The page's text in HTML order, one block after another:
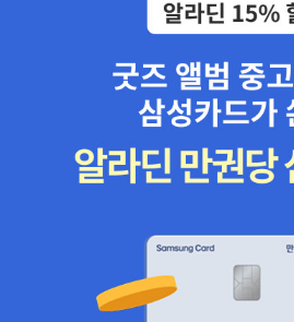
야 했어..) 지금은 사라진 도서대여점에서
낭만적이어서 읽었던 기억이 나는데, 사
서, 이번에 다시 읽어보자 하고 샀다. [얼
야?? 알 수 음슴.[팔레스타인 번역가의
수 없는 책이다. 꼭 읽어야할 책 같지 않
진한 사랑의 대상이 국가일 수도 있다는
글이라 샀다. 나는 미술관에 종종 가고,
가 뉴욕의 미술관들 방문이기도 했다. 그
알지 못해, 겸사겸사 읽어보려고 샀다.뉴
에 어떻게 너밖에 없을 수가 있는가... 노
우리 모두가 다시 뵐수 있는 날까지~ 건
차 안에 있어요.떠나기 전에 우리는 그녀
결혼식도 올렸어요.(하- 성당.. .조촐한
구나... 사랑.. 하는군요. 뭐, 결혼식이야
도 그만, 조촐하게 올려도 그만이지요.)
전 눈물로 약속했죠. 후회하지않겠다고.
동은 순결했던 그녀에게 아무 것도 해준
(도대체 여기에서 '순결'이란 단어는 왜
무엇을 받을 자격이 있는가? 그러면 순결
학자 리처드 파인만도 아내가 죽은 당일
다보다가 아내가 생각나 대성통곡했다고
나는 모습에도 덤덤했고, 평소에도 예를
다 샹샹이 우연히 일본인 관광객의 말을
던 것일 수 있으니, 울음은 똑같아 보여도
다. 그러니 남의 눈물에 대해서도 함부로
보인다. 그 방아쇠가 판다건, 레서판다건,